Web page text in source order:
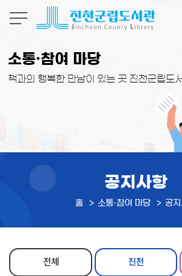
소통·참여 마당
책과의 행복한 만남이 있는 곳 진천군립도
공지사항
홈 소통·참여 마당 공
전체 진천